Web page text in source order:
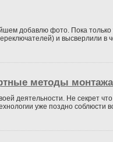
добавлю фото. Пока
и высверлили в
методы
деятельности. Не секрет что
уже поздно соблюсти